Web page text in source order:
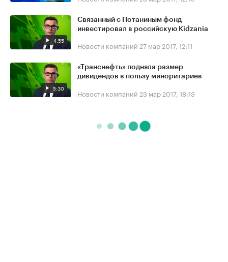
4:55
Связанный с Потаниным фонд
инвестировал в российскую Kidzania
Новости компаний 27 мар 2017, 12:11
5:30
«Транснефть» подняла размер
дивидендов в пользу миноритариев
Новости компаний 23 мар 2017, 18:13